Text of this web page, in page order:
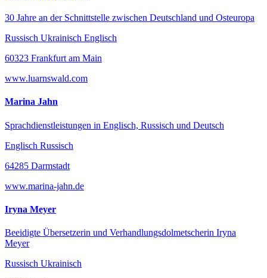
30 Jahre an der Schnittstelle zwischen Deutschland und Osteuropa
Russisch Ukrainisch Englisch
60323 Frankfurt am Main
www.luarnswald.com
Marina Jahn
Sprachdienstleistungen in Englisch, Russisch und Deutsch
Englisch Russisch
64285 Darmstadt
www.marina-jahn.de
Iryna Meyer
Beeidigte Übersetzerin und Verhandlungsdolmetscherin Iryna
Meyer
Russisch Ukrainisch